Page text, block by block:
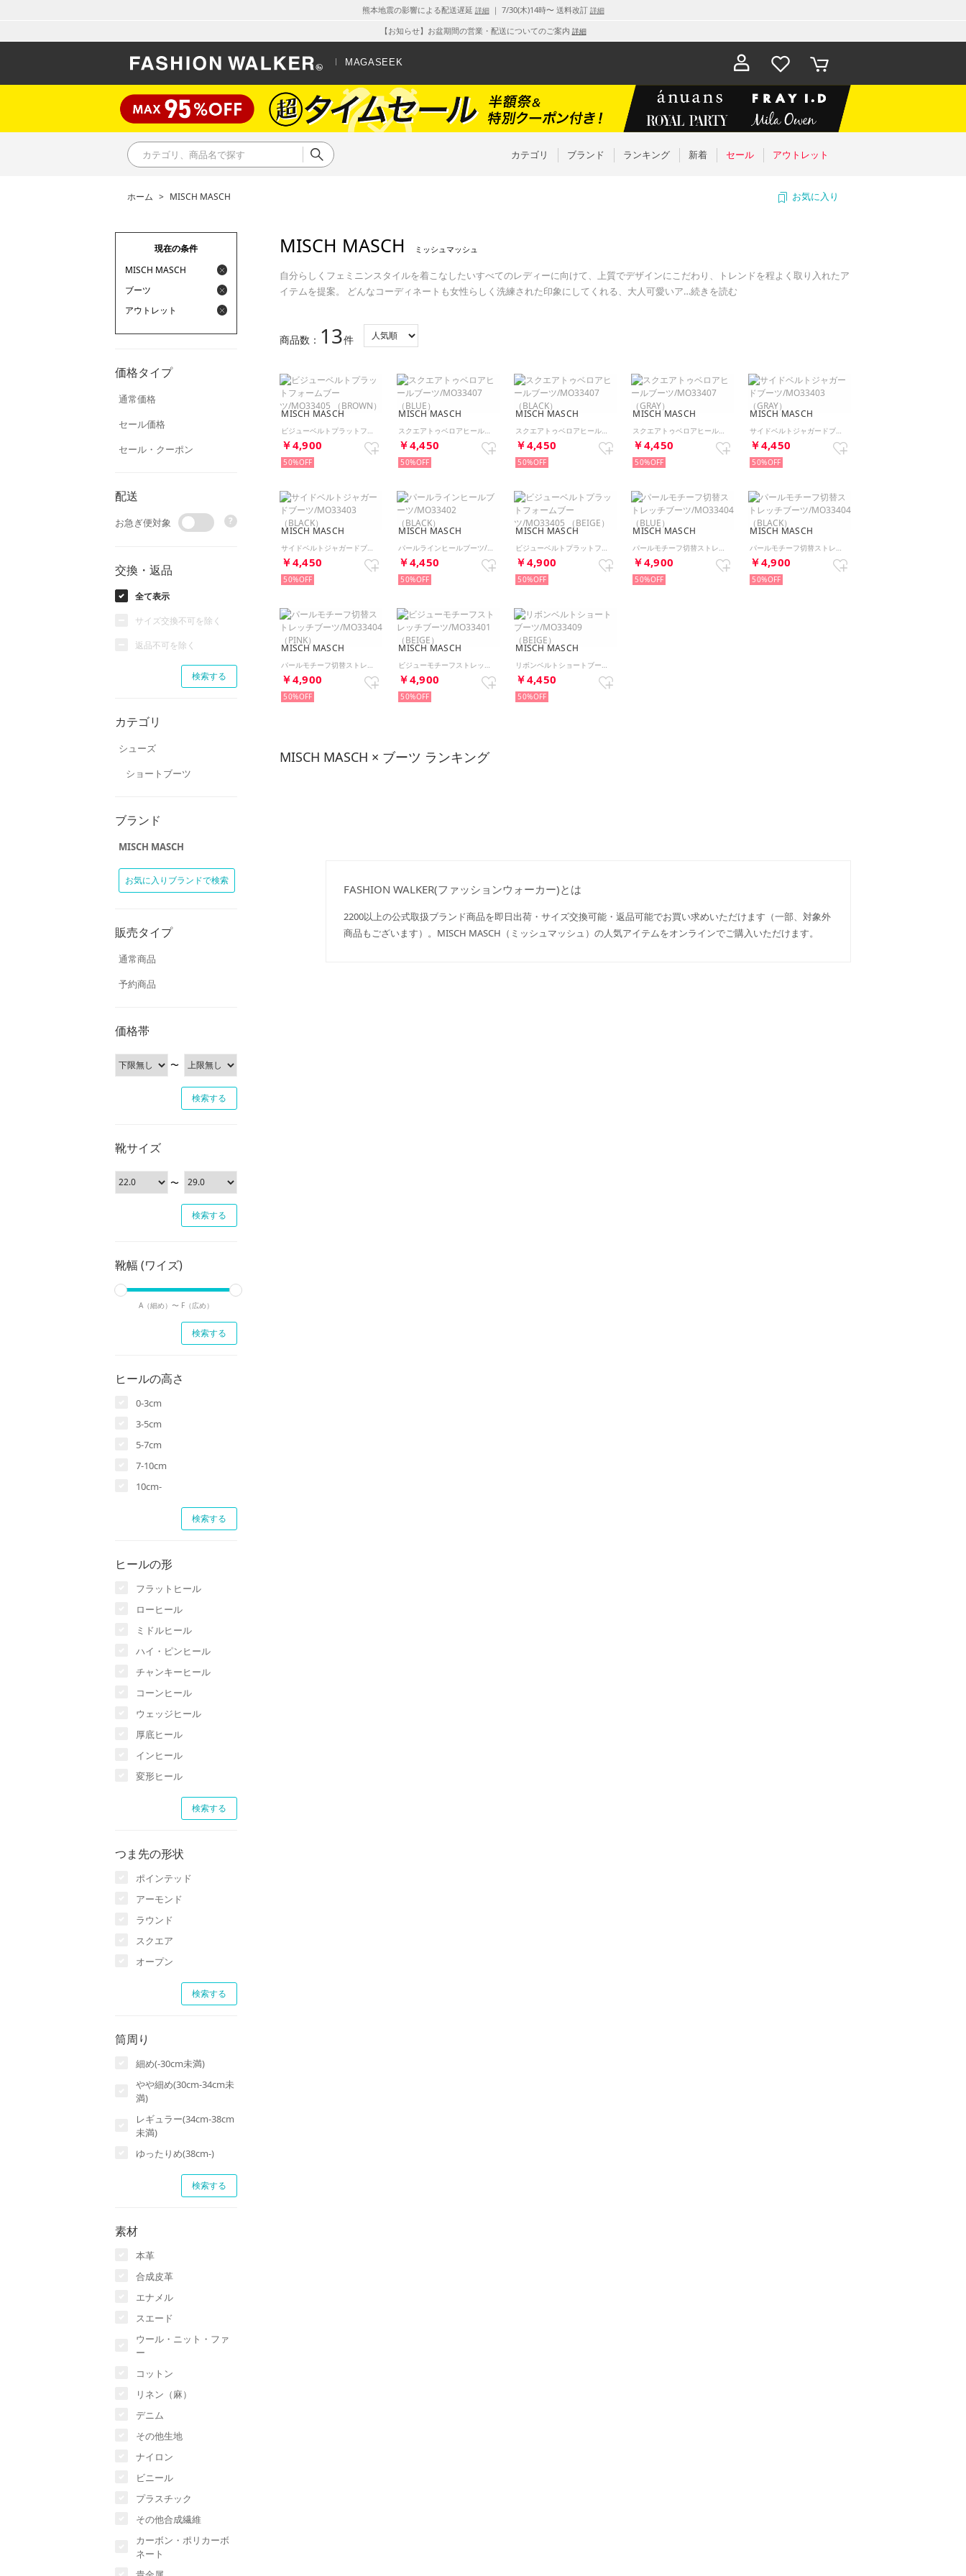
熊本地震の影響による配送遅延 詳細｜ 7/30(木)14時〜 送料改訂 詳細
【お知らせ】お盆期間の営業・配送についてのご案内 詳細
MAGASEEK
お気に入
り
カート
カテゴリ ブランド ランキング 新着 セール アウトレット
ホーム > MISCH MASCH お気に入り
現在の条件
MISCH MASCH
ブーツ
アウトレット
価格タイプ
通常価格
セール価格
セール・クーポン
配送
お急ぎ便対象 ?
交換・返品
全て表示
サイズ交換不可を除く
返品不可を除く
カテゴリ
シューズ
ショートブーツ
ブランド
MISCH MASCH
お気に入りブランドで検索
販売タイプ
通常商品
予約商品
価格帯
〜
靴サイズ
〜
靴幅 (ワイズ)
A（細め）〜 F（広め）
ヒールの高さ
0-3cm
3-5cm
5-7cm
7-10cm
10cm-
ヒールの形
フラットヒール
ローヒール
ミドルヒール
ハイ・ピンヒール
チャンキーヒール
コーンヒール
ウェッジヒール
厚底ヒール
インヒール
変形ヒール
つま先の形状
ポインテッド
アーモンド
ラウンド
スクエア
オープン
筒周り
細め(-30cm未満)
やや細め(30cm-34cm未
満)
レギュラー(34cm-38cm
未満)
ゆったりめ(38cm-)
素材
本革
合成皮革
エナメル
スエード
ウール・ニット・ファ
ー
コットン
リネン（麻）
デニム
その他生地
ナイロン
ビニール
プラスチック
その他合成繊維
カーボン・ポリカーボ
ネート
MISCH MASCH ミッシュマッシュ
自分らしくフェミニンスタイルを着こなしたいすべてのレディーに向けて、上質でデザインにこだわり、トレンドを程よく取り入れたア
イテムを提案。 どんなコーディネートも女性らしく洗練された印象にしてくれる、大人可愛いア…続きを読む
商品数： 13件
MISCH MASCH
￥4,900
50%
MISCH MASCH
￥4,450
50%
MISCH MASCH
￥4,450
50%
MISCH MASCH
￥4,450
50%
MISCH MASCH
￥4,450
50%
MISCH MASCH
￥4,450
50%
MISCH MASCH
￥4,450
50%
MISCH MASCH
￥4,900
50%
MISCH MASCH
￥4,900
50%
MISCH MASCH
￥4,900
50%
MISCH MASCH
￥4,900
50%
MISCH MASCH
￥4,900
50%
MISCH MASCH
￥4,450
50%
MISCH MASCH × ブーツ ランキング
FASHION WALKER(ファッションウォーカー)とは
2200以上の公式取扱ブランド商品を即日出荷・サイズ交換可能・返品可能でお買い求めいただけます（一部、対象外
商品もございます）。MISCH MASCH（ミッシュマッシュ）の人気アイテムをオンラインでご購入いただけます。